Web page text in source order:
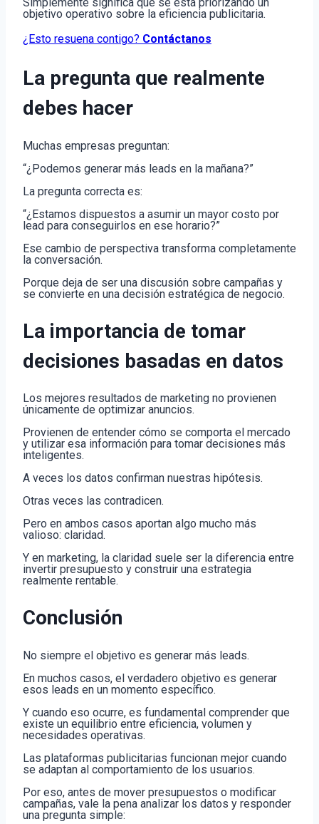
objetivo operativo sobre la eficiencia publicitaria.
¿Esto resuena contigo? Contáctanos
La pregunta que realmente
debes hacer
Muchas empresas preguntan:
“¿Podemos generar más leads en la mañana?”
La pregunta correcta es:
“¿Estamos dispuestos a asumir un mayor costo por
lead para conseguirlos en ese horario?”
Ese cambio de perspectiva transforma completamente
la conversación.
Porque deja de ser una discusión sobre campañas y
se convierte en una decisión estratégica de negocio.
La importancia de tomar
decisiones basadas en datos
Los mejores resultados de marketing no provienen
únicamente de optimizar anuncios.
Provienen de entender cómo se comporta el mercado
y utilizar esa información para tomar decisiones más
inteligentes.
A veces los datos confirman nuestras hipótesis.
Otras veces las contradicen.
Pero en ambos casos aportan algo mucho más
valioso: claridad.
Y en marketing, la claridad suele ser la diferencia entre
invertir presupuesto y construir una estrategia
realmente rentable.
Conclusión
No siempre el objetivo es generar más leads.
En muchos casos, el verdadero objetivo es generar
esos leads en un momento específico.
Y cuando eso ocurre, es fundamental comprender que
existe un equilibrio entre eficiencia, volumen y
necesidades operativas.
Las plataformas publicitarias funcionan mejor cuando
se adaptan al comportamiento de los usuarios.
Por eso, antes de mover presupuestos o modificar
campañas, vale la pena analizar los datos y responder
una pregunta simple: